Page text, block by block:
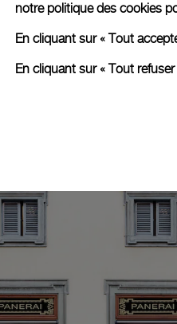
notre politique des cookies
En cliquant sur « Tout
En cliquant sur « Tout